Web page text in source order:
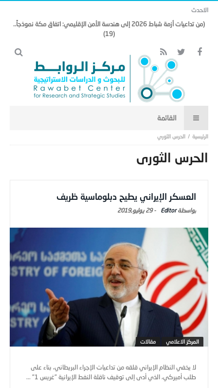
الاحدث
(من تداعيات أزمة شباط 2026 إلى هندسة الأمن الإقليمي: اتفاق مكة نموذجاً..
(19)
الحرس الثوري
الحرس الثوري
العسكر الإيراني يطيح دبلوماسية ظريف
Editor
-29 يوليو,2019
المركز الاعلامي مقالات
لا يخفي النظام الإيراني قلقه من تداعيات الإجراء البريطاني، بناء على
طلب أميركي، الذي أدى إلى توقيف ناقلة النفط الإيرانية "غريس 1" ...